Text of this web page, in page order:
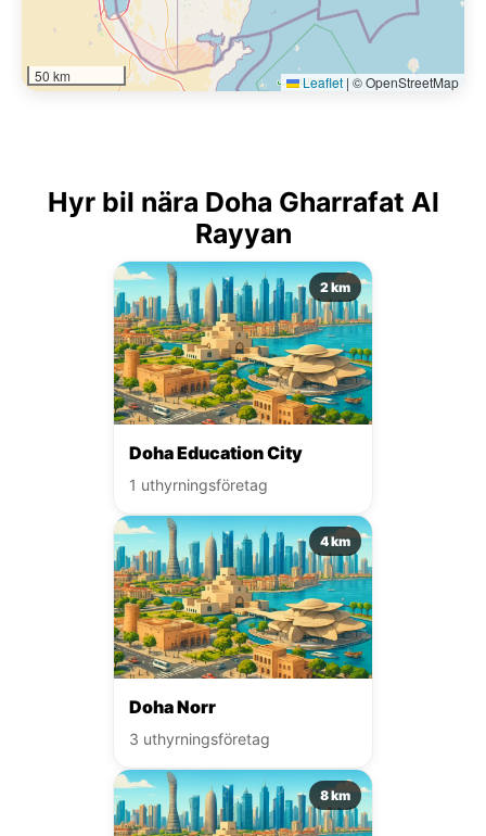
50 km Leaflet | © OpenStreetMap
Hyr bil nära Doha Gharrafat Al
Rayyan
2 km
Doha Education City
1 uthyrningsföretag
4 km
Doha Norr
3 uthyrningsföretag
8 km